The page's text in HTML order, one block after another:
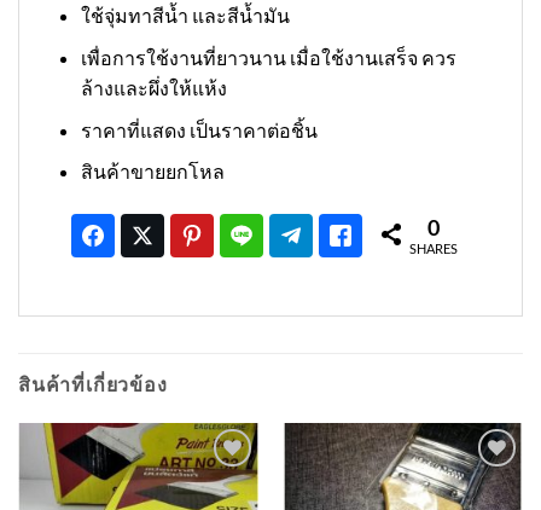
ใช้จุ่มทาสีน้ำ และสีน้ำมัน
เพื่อการใช้งานที่ยาวนาน เมื่อใช้งานเสร็จ ควร
ล้างและผึ่งให้แห้ง
ราคาที่แสดง เป็นราคาต่อชิ้น
สินค้าขายยกโหล
0
SHARES
สินค้าที่เกี่ยวข้อง
เพิ่มเข้า
เพิ่มเข้า